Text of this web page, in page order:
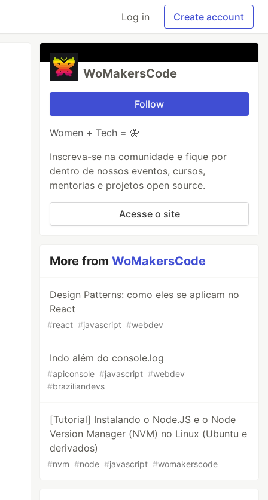
Log in Create account
WoMakersCode
Follow
Women + Tech = 🦋
Inscreva-se na comunidade e fique por
dentro de nossos eventos, cursos,
mentorias e projetos open source.
Acesse o site
More fromWoMakersCode
Design Patterns: como eles se aplicam no
React
#react #javascript #webdev
Indo além do console.log
#apiconsole #javascript #webdev
#braziliandevs
[Tutorial] Instalando o Node.JS e o Node
Version Manager (NVM) no Linux (Ubuntu e
derivados)
#nvm #node #javascript #womakerscode